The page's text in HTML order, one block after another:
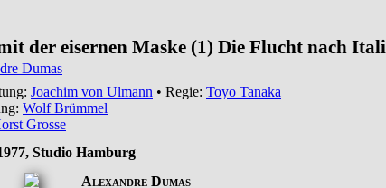
der eisernen Maske (1) Die Flucht nach
Dumas
Joachim von Ulmann • Regie: Toyo Tanaka
Wolf Brümmel
Grosse
Studio Hamburg
Alexandre Dumas